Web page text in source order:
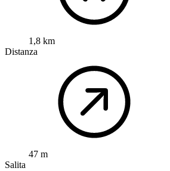
1,8 km
Distanza
47 m
Salita